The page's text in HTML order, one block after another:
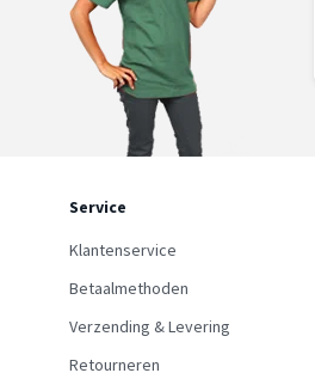
Service
Klantenservice
Betaalmethoden
Verzending & Levering
Retourneren